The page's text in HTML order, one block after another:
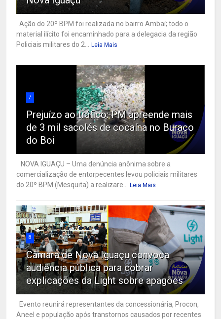
Ação do 20º BPM foi realizada no bairro Ambaí; todo o
material ilícito foi encaminhado para a delegacia da região
Policiais militares do 2...
Leia Mais
7
Prejuízo ao tráfico: PM apreende mais
de 3 mil sacolés de cocaína no Buraco
do Boi
NOVA IGUAÇU – Uma denúncia anônima sobre a
comercialização de entorpecentes levou policiais militares
do 20º BPM (Mesquita) a realizare...
Leia Mais
8
Câmara de Nova Iguaçu convoca
audiência pública para cobrar
explicações da Light sobre apagões
Evento reunirá representantes da concessionária, Procon,
Aneel e população após transtornos causados por recentes